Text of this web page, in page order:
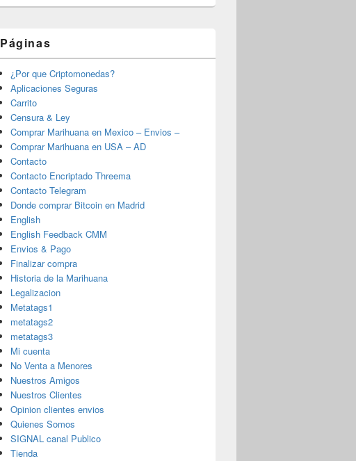
Páginas
¿Por que Criptomonedas?
Aplicaciones Seguras
Carrito
Censura & Ley
Comprar Marihuana en Mexico – Envios –
Comprar Marihuana en USA – AD
Contacto
Contacto Encriptado Threema
Contacto Telegram
Donde comprar Bitcoin en Madrid
English
English Feedback CMM
Envios & Pago
Finalizar compra
Historia de la Marihuana
Legalizacion
Metatags1
metatags2
metatags3
Mi cuenta
No Venta a Menores
Nuestros Amigos
Nuestros Clientes
Opinion clientes envios
Quienes Somos
SIGNAL canal Publico
Tienda